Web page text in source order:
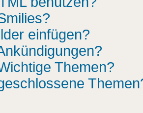
einfügen?
Themen?